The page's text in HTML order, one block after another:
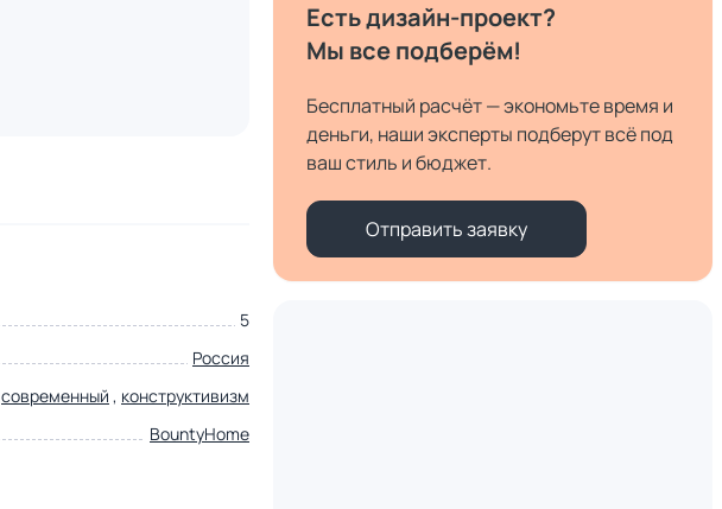
5
Россия
современный , конструктивизм
BountyHome
Есть дизайн-проект?
Мы все подберём!
Бесплатный расчёт — экономьте время и
деньги, наши эксперты подберут всё под
ваш стиль и бюджет.
Отправить заявку